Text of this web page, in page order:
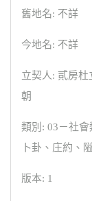
舊地名: 不詳
今地名: 不詳
立契人: 貳房
朝
類別: 03－社
卜卦、庄約、
版本: 1